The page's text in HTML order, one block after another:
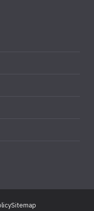
Sitemap